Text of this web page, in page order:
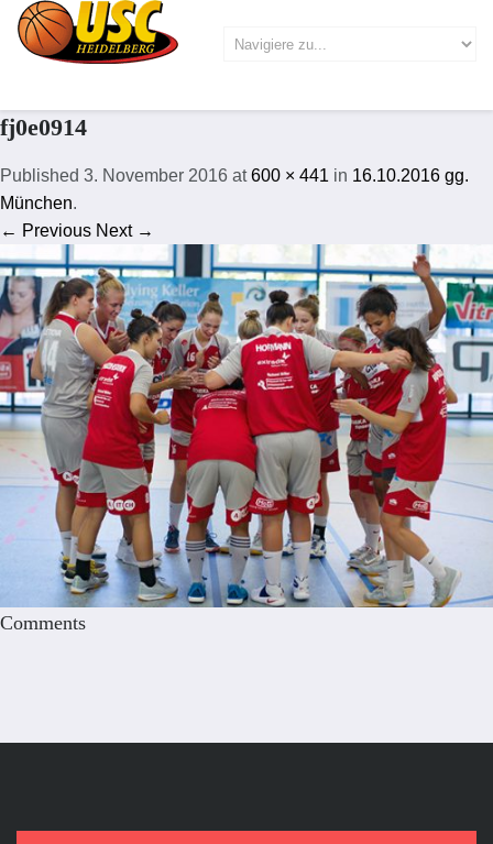
fj0e0914
Published 3. November 2016 at600 × 441 in 16.10.2016 gg.
München.
← Previous Next →
Comments